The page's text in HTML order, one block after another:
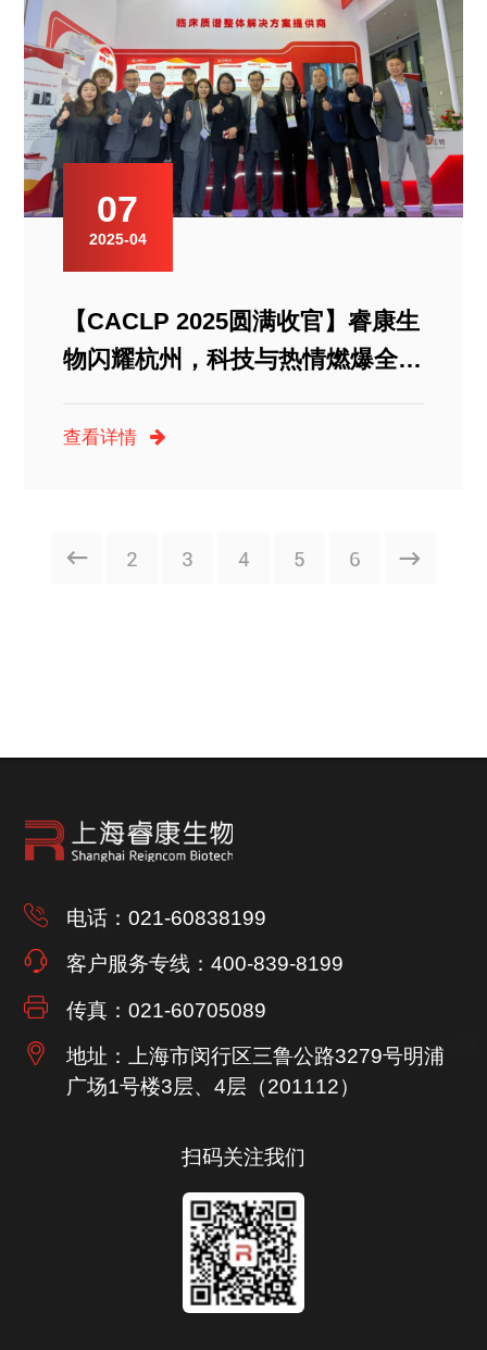
07
2025-04
【CACLP 2025圆满收官】睿康生
物闪耀杭州，科技与热情燃爆全
查看详情
2 3 4 5 6
电话：021-60838199
客户服务专线：400-839-8199
传真：021-60705089
地址：上海市闵行区三鲁公路3279号明浦
广场1号楼3层、4层（201112）
扫码关注我们